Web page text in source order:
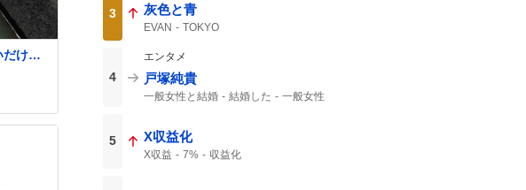
だけ
れた
！！
3 灰色と青
EVAN TOKYO
4
エンタメ
戸塚純貴
一般女性と結婚 結婚した 一般女性
5 X収益化
X収益 7% 収益化